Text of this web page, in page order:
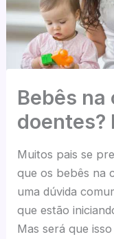
Bebês
doentes?
Muitos pais se
que os bebês na
uma dúvida
que estão
Mas será que